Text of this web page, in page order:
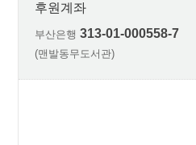
후원계좌
부산은행 313-01-000558-7
(맨발동무도서관)